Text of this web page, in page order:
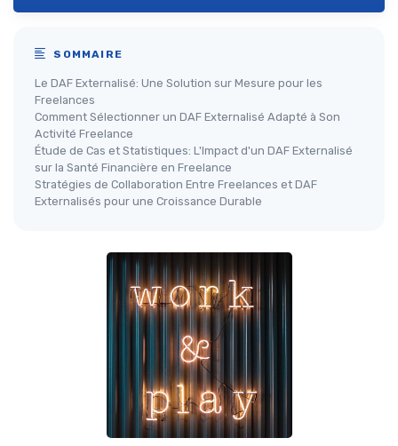
SOMMAIRE
Le DAF Externalisé: Une Solution sur Mesure pour les
Freelances
Comment Sélectionner un DAF Externalisé Adapté à Son
Activité Freelance
Étude de Cas et Statistiques: L'Impact d'un DAF Externalisé
sur la Santé Financière en Freelance
Stratégies de Collaboration Entre Freelances et DAF
Externalisés pour une Croissance Durable